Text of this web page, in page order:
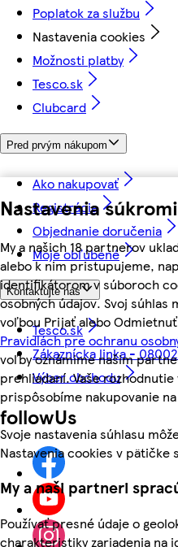
Nastavenia
My a našich 18 partnerov
alebo k nim pristupujeme,
identifikátorom v súboroch
osobných údajov. Svoj
voľbou Prijať alebo
Pravidlách pre ochranu
voľby oznámime našim
prehliadaní. Vaše
prispôsobíme nakupovanie
Svoje nastavenia súhlasu
Nastavenia cookies v pätičke
My a naši partneri
Používať presné údaje o
charakteristiky zariadenia na
Poplatok za službu
Nastavenia cookies
Možnosti platby
Tesco.sk
Clubcard
Pred prvým nákupom
Ako nakupovať
Registrácia
Objednanie doručenia
Moje obľúbené
Kontaktujte nás
Tesco.sk
Zákaznícka linka -
Výber obchodu
followUs